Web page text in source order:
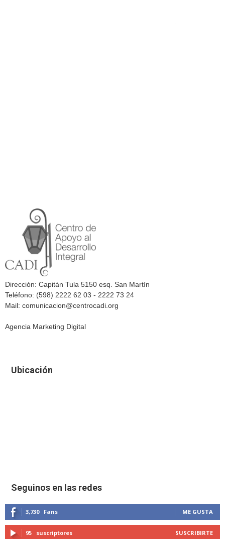
Dirección: Capitán Tula 5150 esq. San Martín
Teléfono: (598) 2222 62 03 - 2222 73 24
Mail: comunicacion@centrocadi.org
Agencia Marketing Digital
Ubicación
Seguinos en las redes
3,730 Fans ME GUSTA
95 suscriptores SUSCRIBIRTE